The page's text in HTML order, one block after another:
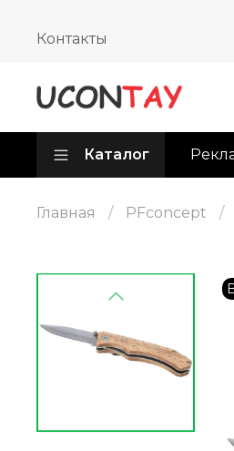
Контакты
Каталог
Главная PFconcept